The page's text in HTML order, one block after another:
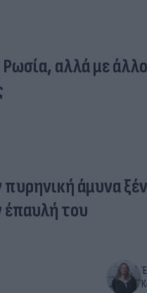
Ρωσία, αλλά με
άμυνα
του